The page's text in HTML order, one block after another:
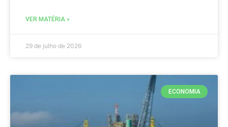
VER MATÉRIA »
29 de julho de 2026
ECONOMIA